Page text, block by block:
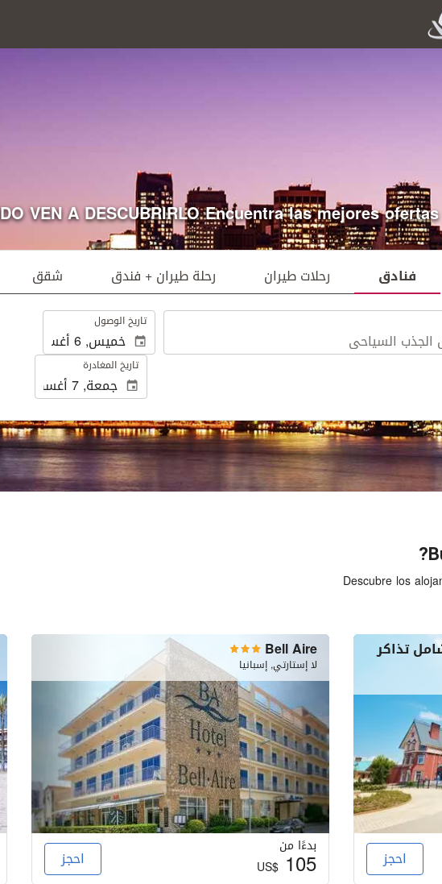
VEN A DESCUBRIRLO Encuentra las mejores
فنادق رحلات طيران رحلة طيران + فندق شقق
. تاريخ الوصول
تاريخ المغادرة
Descubre los
تذاكر
احجز
Bell Aire
لا إستارتي, إسبانيا
بدءًا من
US$105 احجز